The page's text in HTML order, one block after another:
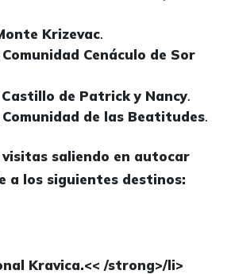
Krizevac.
Comunidad Cenáculo de Sor
Castillo de Patrick y Nancy.
Comunidad de las Beatitudes.
visitas saliendo en autocar
a los siguientes destinos:
Kravica.<< /strong>/li>